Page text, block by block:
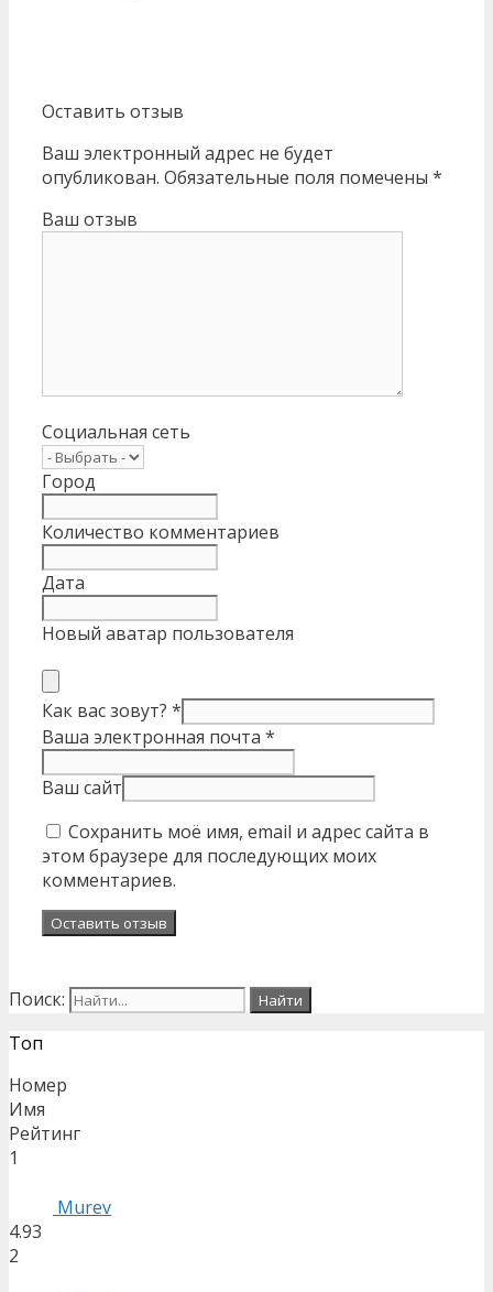
Оставить отзыв
Ваш электронный адрес не будет
опубликован. Обязательные поля помечены *
Ваш отзыв
Социальная сеть
Город
Количество комментариев
Дата
Новый аватар пользователя
Как вас зовут? *
Ваша электронная почта *
Ваш сайт
Сохранить моё имя, email и адрес сайта в
этом браузере для последующих моих
комментариев.
Поиск:
Топ
Номер
Имя
Рейтинг
1
Murev
4.93
2